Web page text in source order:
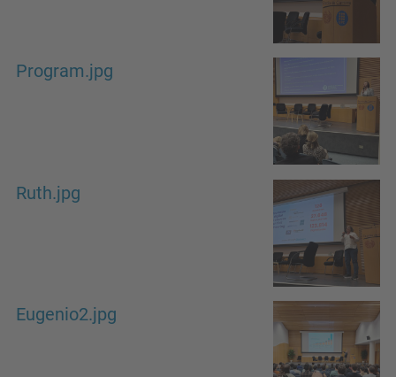
Program.jpg
Ruth.jpg
Eugenio2.jpg